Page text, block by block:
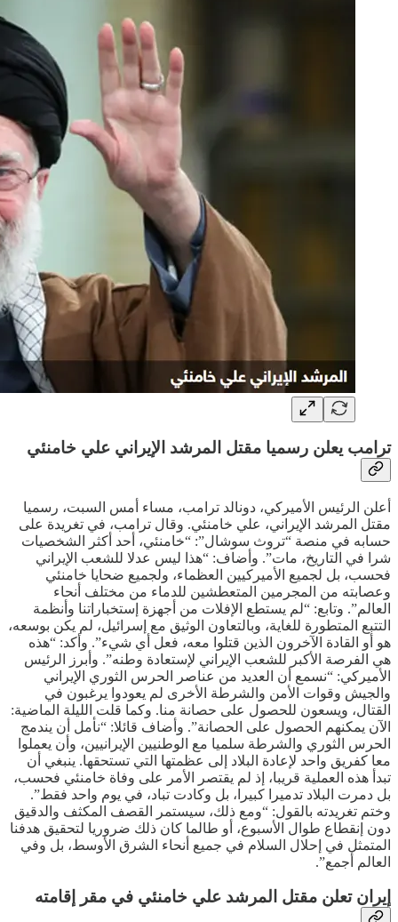
ترامب يعلن رسميا مقتل المرشد الإيراني علي خامنئي
أعلن الرئيس الأميركي، دونالد ترامب، مساء أمس السبت، رسميا
مقتل المرشد الإيراني، علي خامنئي. وقال ترامب، في تغريدة على
حسابه في منصة “تروث سوشال”: “خامنئي، أحد أكثر الشخصيات
شرا في التاريخ، مات”. وأضاف: “هذا ليس عدلا للشعب الإيراني
فحسب، بل لجميع الأميركيين العظماء، ولجميع ضحايا خامنئي
وعصابته من المجرمين المتعطشين للدماء من مختلف أنحاء
العالم”. وتابع: “لم يستطع الإفلات من أجهزة إستخباراتنا وأنظمة
التتبع المتطورة للغاية، وبالتعاون الوثيق مع إسرائيل، لم يكن بوسعه،
هو أو القادة الآخرون الذين قتلوا معه، فعل أي شيء”. وأكد: “هذه
هي الفرصة الأكبر للشعب الإيراني لإستعادة وطنه”. وأبرز الرئيس
الأميركي: “نسمع أن العديد من عناصر الحرس الثوري الإيراني
والجيش وقوات الأمن والشرطة الأخرى لم يعودوا يرغبون في
القتال، ويسعون للحصول على حصانة منا. وكما قلت الليلة الماضية:
الآن يمكنهم الحصول على الحصانة”. وأضاف قائلا: “نأمل أن يندمج
الحرس الثوري والشرطة سلميا مع الوطنيين الإيرانيين، وأن يعملوا
معا كفريق واحد لإعادة البلاد إلى عظمتها التي تستحقها. ينبغي أن
تبدأ هذه العملية قريبا، إذ لم يقتصر الأمر على وفاة خامنئي فحسب،
بل دمرت البلاد تدميرا كبيرا، بل وكادت تباد، في يوم واحد فقط”.
وختم تغريدته بالقول: “ومع ذلك، سيستمر القصف المكثف والدقيق
دون إنقطاع طوال الأسبوع، أو طالما كان ذلك ضروريا لتحقيق هدفنا
المتمثل في إحلال السلام في جميع أنحاء الشرق الأوسط، بل وفي
العالم أجمع”.
إيران تعلن مقتل المرشد علي خامنئي في مقر إقامته